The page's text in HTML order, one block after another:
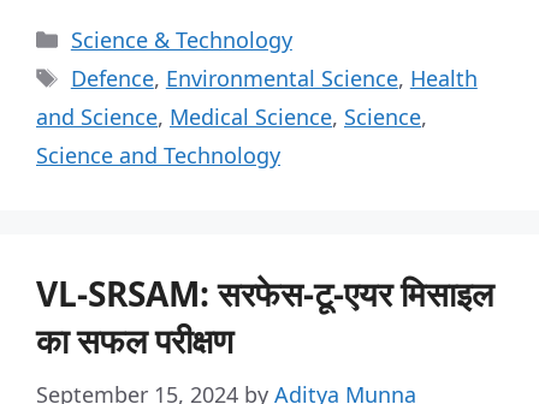
Science & Technology
Defence, Environmental Science, Health
and Science, Medical Science, Science,
Science and Technology
VL-SRSAM: सरफेस-टू-एयर मिसाइल
का सफल परीक्षण
September 15, 2024 by Aditya Munna